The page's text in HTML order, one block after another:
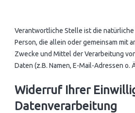
Verantwortliche Stelle ist die
Person, die allein oder gemeinsam mit
Zwecke und Mittel der Verarbeitung
Daten (z.B. Namen, E-Mail-Adressen o.
Widerruf Ihrer
Datenverarbeitung